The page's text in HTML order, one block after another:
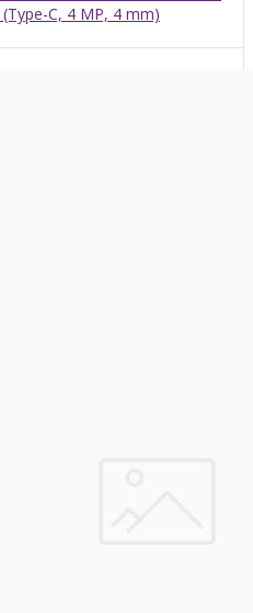
C, 4 MP, 4 mm)